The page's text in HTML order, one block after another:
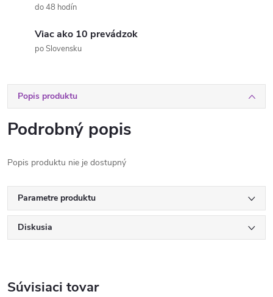
do 48 hodín
Viac ako 10 prevádzok
po Slovensku
Popis produktu
Podrobný popis
Popis produktu nie je dostupný
Parametre produktu
Diskusia
Súvisiaci tovar